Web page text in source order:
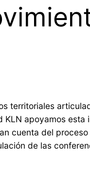
territoriales
apoyamos
cuenta del
de las